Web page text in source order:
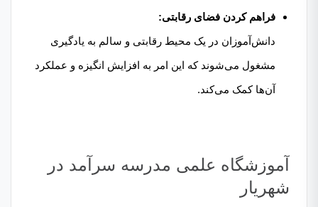
فراهم کردن فضای رقابتی:
دانش‌آموزان در یک محیط رقابتی و سالم به یادگیری
مشغول می‌شوند که این امر به افزایش انگیزه و عملکرد
آن‌ها کمک می‌کند.
آموزشگاه علمی مدرسه سرآمد در
شهریار